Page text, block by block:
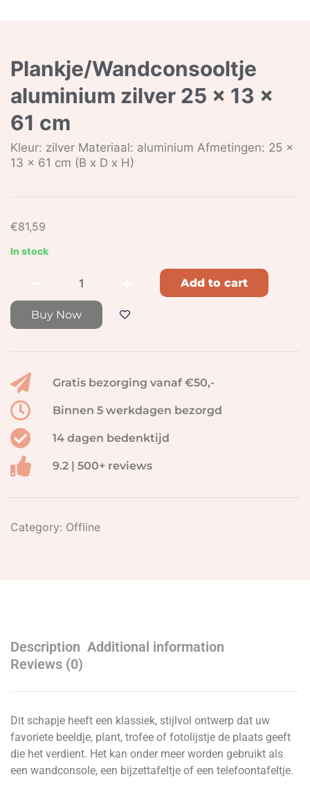
Plankje/Wandconsooltje
aluminium zilver 25 x 13 x
61 cm
Kleur: zilver Materiaal: aluminium Afmetingen: 25 x
13 x 61 cm (B x D x H)
€81,59
In stock
Buy Now
Add to cart
Gratis bezorging vanaf €50,-
Binnen 5 werkdagen bezorgd
14 dagen bedenktijd
9.2 | 500+ reviews
Category: Offline
Description Additional information
Reviews (0)
Dit schapje heeft een klassiek, stijlvol ontwerp dat uw
favoriete beeldje, plant, trofee of fotolijstje de plaats geeft
die het verdient. Het kan onder meer worden gebruikt als
een wandconsole, een bijzettafeltje of een telefoontafeltje.